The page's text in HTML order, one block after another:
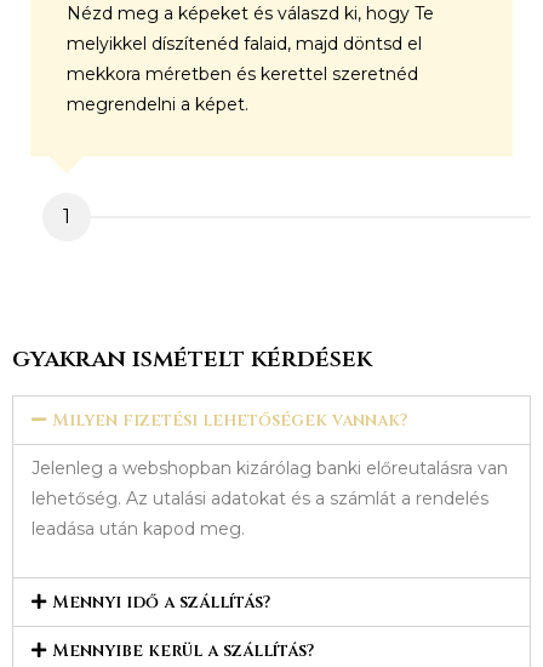
Nézd meg a képeket és válaszd ki, hogy Te
melyikkel díszítenéd falaid, majd döntsd el
mekkora méretben és kerettel szeretnéd
megrendelni a képet.
1
gyakran ismételt kérdések
Milyen fizetési lehetőségek vannak?
Jelenleg a webshopban kizárólag banki előreutalásra van
lehetőség. Az utalási adatokat és a számlát a rendelés
leadása után kapod meg.
Mennyi idő a szállítás?
Mennyibe kerül a szállítás?